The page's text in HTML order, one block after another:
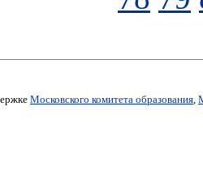
Московского комитета образования,